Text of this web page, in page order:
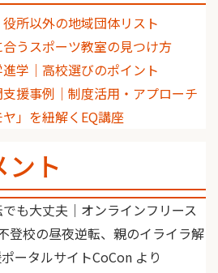
所以外の地域団体リスト
うスポーツ教室の見つけ方
学｜高校選びのポイント
援事例｜制度活用・アプローチ
」を紐解くEQ講座
ト
も大丈夫｜オンラインフリース
登校の昼夜逆転、親のイライラ解
ータルサイトCoCon より